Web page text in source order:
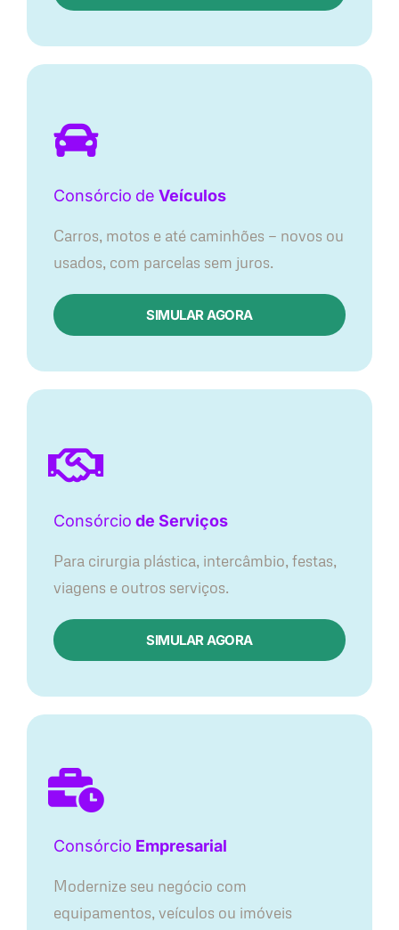
Consórcio de Veículos
Carros, motos e até caminhões — novos ou
usados, com parcelas sem juros.
SIMULAR AGORA
Consórcio de Serviços
Para cirurgia plástica, intercâmbio, festas,
viagens e outros serviços.
SIMULAR AGORA
Consórcio Empresarial
Modernize seu negócio com
equipamentos, veículos ou imóveis